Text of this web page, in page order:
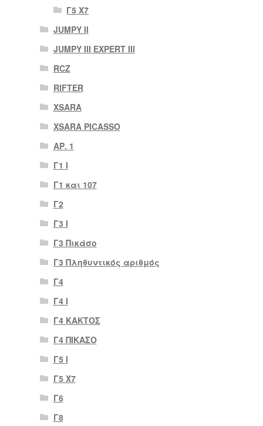
Γ5 Χ7
JUMPY II
JUMPY III EXPERT III
RCZ
RIFTER
XSARA
XSARA PICASSO
ΑΡ. 1
Γ1 Ι
Γ1 και 107
Γ2
Γ3 Ι
Γ3 Πικάσο
Γ3 Πληθυντικός αριθμός
Γ4
Γ4 Ι
Γ4 ΚΑΚΤΟΣ
Γ4 ΠΙΚΑΣΟ
Γ5 Ι
Γ5 Χ7
Γ6
Γ8